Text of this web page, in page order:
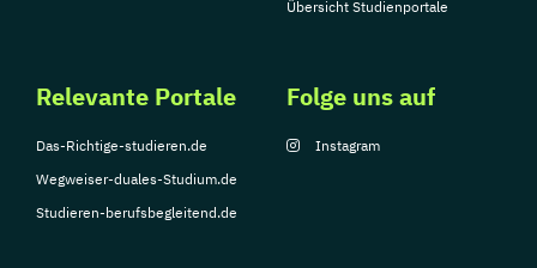
Übersicht Studienportale
Relevante Portale
Das-Richtige-studieren.de
Wegweiser-duales-Studium.de
Studieren-berufsbegleitend.de
Folge uns auf
Instagram